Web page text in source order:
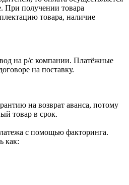
получении товара
товара, наличие
на р/с компании. Платёжные
на поставку.
на возврат аванса, потому
товар в срок.
с помощью факторинга.
как: